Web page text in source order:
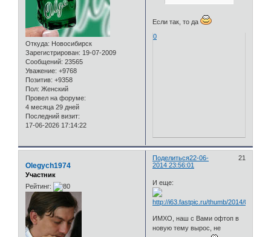
Откуда: Новосибирск
Зарегистрирован: 19-07-2009
Сообщений: 23565
Уважение: +9768
Позитив: +9358
Пол: Женский
Провел на форуме:
4 месяца 29 дней
Последний визит:
17-06-2026 17:14:22
Если так, то да
0
Поделиться 21
22-06-
2014 23:56:01
Olegych1974
Участник
Рейтинг:
И еще:
ИМХО, наш с Вами офтоп в
новую тему вырос, не